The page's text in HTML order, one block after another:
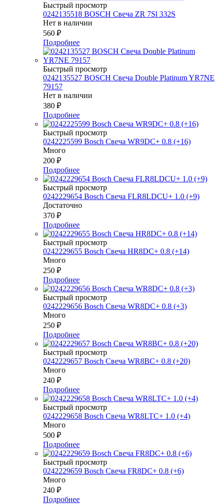
Быстрый просмотр
0242135518 BOSCH Свеча ZR 7Sl 332S
Нет в наличии
560 ₽
Подробнее
Быстрый просмотр
0242135527 BOSСH Свеча Double Platinum YR7NE
79157
Нет в наличии
380 ₽
Подробнее
Быстрый просмотр
0242225599 Bosch Свеча WR9DC+ 0.8 (+16)
Много
200 ₽
Подробнее
Быстрый просмотр
0242229654 Bosch Свеча FLR8LDCU+ 1.0 (+9)
Достаточно
370 ₽
Подробнее
Быстрый просмотр
0242229655 Bosch Свеча HR8DC+ 0.8 (+14)
Много
250 ₽
Подробнее
Быстрый просмотр
0242229656 Bosch Свеча WR8DC+ 0.8 (+3)
Много
250 ₽
Подробнее
Быстрый просмотр
0242229657 Bosch Свеча WR8BC+ 0.8 (+20)
Много
240 ₽
Подробнее
Быстрый просмотр
0242229658 Bosch Свеча WR8LTC+ 1.0 (+4)
Много
500 ₽
Подробнее
Быстрый просмотр
0242229659 Bosch Свеча FR8DC+ 0.8 (+6)
Много
240 ₽
Подробнее